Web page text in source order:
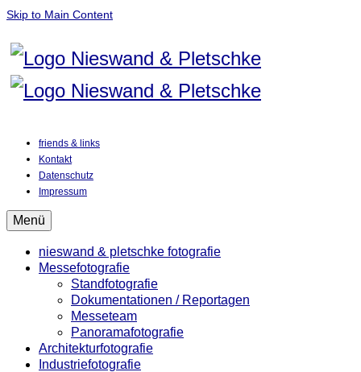
Skip to Main Content
friends & links
Kontakt
Datenschutz
Impressum
Menü
nieswand & pletschke fotografie
Messefotografie
Standfotografie
Dokumentationen / Reportagen
Messeteam
Panoramafotografie
Architekturfotografie
Industriefotografie